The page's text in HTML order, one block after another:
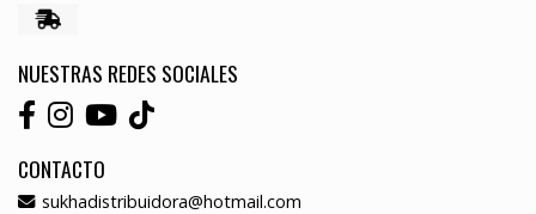
NUESTRAS REDES SOCIALES
CONTACTO
sukhadistribuidora@hotmail.com